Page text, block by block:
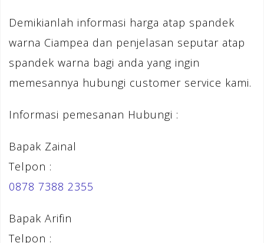
Demikianlah informasi harga atap spandek
warna Ciampea dan penjelasan seputar atap
spandek warna bagi anda yang ingin
memesannya hubungi customer service kami.
Informasi pemesanan Hubungi :
Bapak Zainal
Telpon :
0878 7388 2355
Bapak Arifin
Telpon :